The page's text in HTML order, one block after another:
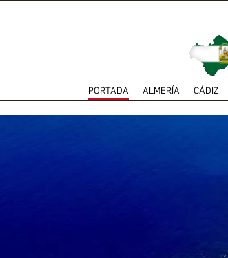
PORTADA ALMERÍA CÁDIZ